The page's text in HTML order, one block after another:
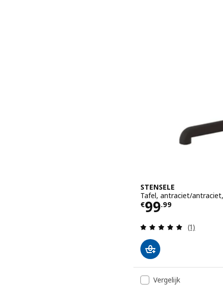
STENSELE
Tafel, antraciet/
€99.99
Prijs € 99.99
(1)
Vergelijk